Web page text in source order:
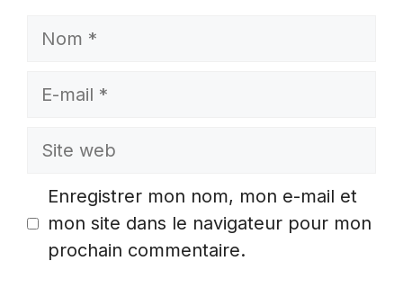
Nom
E-
Site
Enregistrer mon nom, mon e-mail et
mon site dans le navigateur pour mon
prochain commentaire.